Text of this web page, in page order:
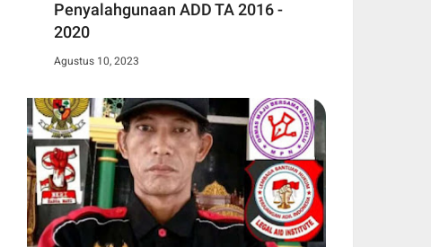
Penyalahgunaan ADD TA 2016 -
2020
Agustus 10, 2023